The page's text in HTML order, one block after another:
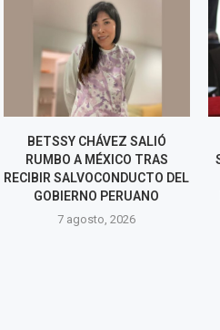
BETSSY CHÁVEZ SALIÓ
RUMBO A MÉXICO TRAS
RECIBIR SALVOCONDUCTO DEL
GOBIERNO PERUANO
7 agosto, 2026